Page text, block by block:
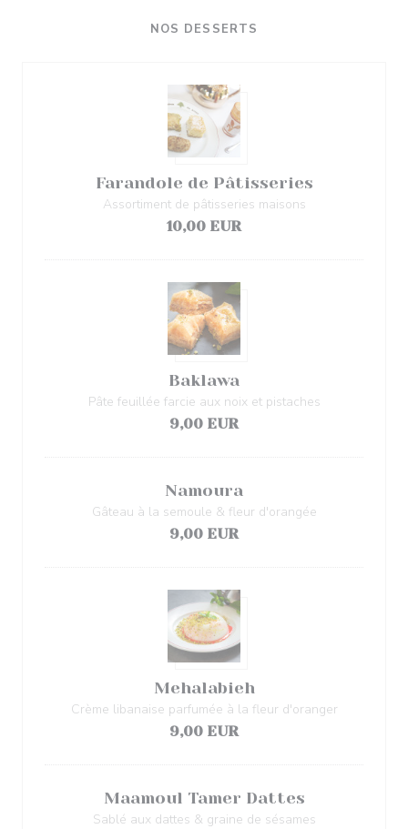
NOS DESSERTS
Farandole de Pâtisseries
Assortiment de pâtisseries maisons
10,00 EUR
Baklawa
Pâte feuillée farcie aux noix et pistaches
9,00 EUR
Namoura
Gâteau à la semoule & fleur d'orangée
9,00 EUR
Mehalabieh
Crème libanaise parfumée à la fleur d'oranger
9,00 EUR
Maamoul Tamer Dattes
Sablé aux dattes & graine de sésames